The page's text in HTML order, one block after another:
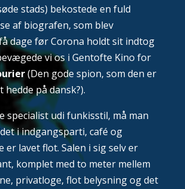
stads) bekostede en fuld
af biografen, som blev
dage før Corona holdt sit indtog
vi os i Gentofte Kino for
(Den gode spion, som den er
på dansk?).
specialist udi funkisstil, må man
i indgangsparti, café og
er lavet flot. Salen i sig selv er
komplet med to meter mellem
privatloge, flot belysning og det